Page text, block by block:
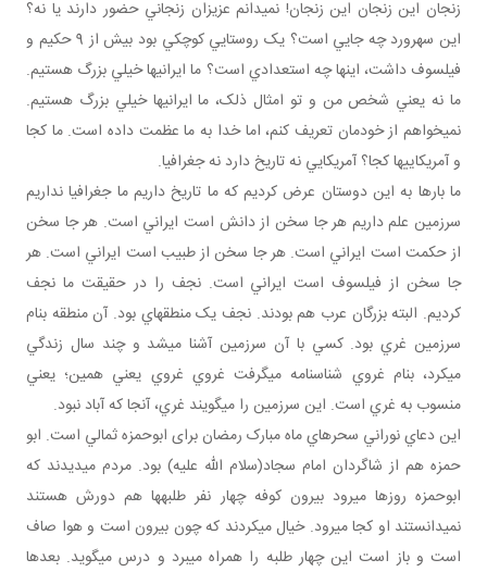
زنجان اين زنجان اين زنجان! نمي دانم عزيزان زنجاني حضور دارند يا نه؟
اين سهرورد چه جايي است؟ يک روستايي کوچکي بود بيش از 9 حکيم و
فيلسوف داشت، اينها چه استعدادي است؟ ما ايراني ها خيلي بزرگ هستيم.
ما نه يعني شخص من و تو امثال ذلک، ما ايراني ها خيلي بزرگ هستيم.
نمي خواهم از خودمان تعريف کنم، اما خدا به ما عظمت داده است. ما کجا
و آمريکايي ها کجا؟ آمريکايي نه تاريخ دارد نه جغرافيا.
ما بارها به اين دوستان عرض کرديم که ما تاريخ داريم ما جغرافيا نداريم
سرزمين علم داريم هر جا سخن از دانش است ايراني است. هر جا سخن
از حکمت است ايراني است. هر جا سخن از طبيب است ايراني است. هر
جا سخن از فيلسوف است ايراني است. نجف را در حقيقت ما نجف
کرديم. البته بزرگان عرب هم بودند. نجف يک منطقه اي بود. آن منطقه بنام
سرزمين غري بود. کسي با آن سرزمين آشنا مي شد و چند سال زندگي
مي کرد، بنام غروي شناسنامه مي گرفت غروي غروي يعني همين؛ يعني
منسوب به غري است. اين سرزمين را مي گويند غري، آنجا که آباد نبود.
اين دعاي نوراني سحرهاي ماه مبارک رمضان برای ابوحمزه ثمالي است. ابو
حمزه هم از شاگردان امام سجاد(سلام الله عليه) بود. مردم مي ديدند که
ابوحمزه روزها مي رود بيرون کوفه چهار نفر طلبه ها هم دورش هستند
نمي دانستند او کجا مي رود. خيال مي کردند که چون بيرون است و هوا صاف
است و باز است اين چهار طلبه را همراه مي برد و درس مي گويد. بعدها